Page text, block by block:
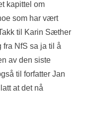
kapittel om
som har vært
til Karin Sæther
fra NfS sa ja til å
av den siste
til forfatter Jan
at det nå